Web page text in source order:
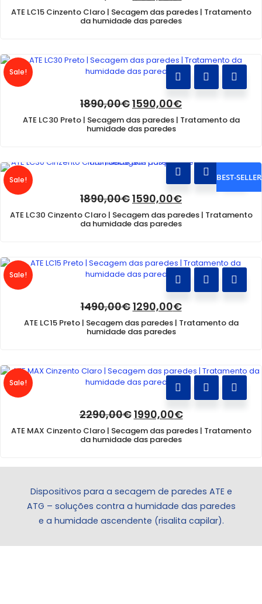
preço
original
preço
atual
ATE LC15 Cinzento Claro | Secagem das paredes | Tratamento
da humidade das paredes
Sale!
1890,00€O
preço
original
1590,00€O
preço
atual
ATE LC30 Preto | Secagem das paredes | Tratamento da
humidade das paredes
Sale! BEST-SELLER
1890,00€O
preço
original
1590,00€O
preço
atual
ATE LC30 Cinzento Claro | Secagem das paredes | Tratamento
da humidade das paredes
Sale!
1490,00€O
preço
original
1290,00€O
preço
atual
ATE LC15 Preto | Secagem das paredes | Tratamento da
humidade das paredes
Sale!
2290,00€O
preço
original
2290,00€.
1990,00€O
preço
atual
1990,00€.
ATE MAX Cinzento Claro | Secagem das paredes | Tratamento
da humidade das paredes
Dispositivos para a secagem de paredes ATE e
ATG – soluções contra a humidade das paredes
e a humidade ascendente (risalita capilar).